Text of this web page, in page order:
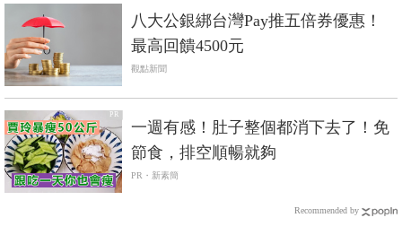
八大公銀綁台灣Pay推五倍券優惠！
最高回饋4500元
觀點新聞
PR
一週有感！肚子整個都消下去了！免
節食，排空順暢就夠
PR・新素簡
Recommended by